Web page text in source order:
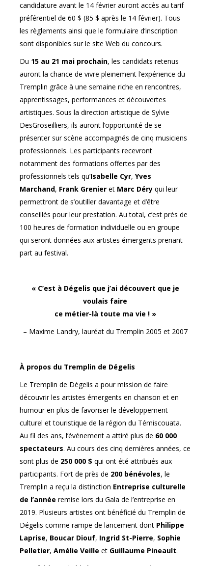
candidature avant le 14 février auront accès au tarif
préférentiel de 60 $ (85 $ après le 14 février). Tous
les règlements ainsi que le formulaire d’inscription
sont disponibles sur le site Web du concours.
Du 15 au 21 mai prochain, les candidats retenus
auront la chance de vivre pleinement l’expérience du
Tremplin grâce à une semaine riche en rencontres,
apprentissages, performances et découvertes
artistiques. Sous la direction artistique de Sylvie
DesGroseilliers, ils auront l’opportunité de se
présenter sur scène accompagnés de cinq musiciens
professionnels. Les participants recevront
notamment des formations offertes par des
professionnels tels qu’Isabelle Cyr, Yves
Marchand, Frank Grenier et Marc Déry qui leur
permettront de s’outiller davantage et d’être
conseillés pour leur prestation. Au total, c’est près de
100 heures de formation individuelle ou en groupe
qui seront données aux artistes émergents prenant
part au festival.
« C’est à Dégelis que j’ai découvert que je
voulais faire
ce métier-là toute ma vie ! »
– Maxime Landry, lauréat du Tremplin 2005 et 2007
À propos du Tremplin de Dégelis
Le Tremplin de Dégelis a pour mission de faire
découvrir les artistes émergents en chanson et en
humour en plus de favoriser le développement
culturel et touristique de la région du Témiscouata.
Au fil des ans, l’événement a attiré plus de 60 000
spectateurs. Au cours des cinq dernières années, ce
sont plus de 250 000 $ qui ont été attribués aux
participants. Fort de près de 200 bénévoles, le
Tremplin a reçu la distinction Entreprise culturelle
de l’année remise lors du Gala de l’entreprise en
2019. Plusieurs artistes ont bénéficié du Tremplin de
Dégelis comme rampe de lancement dont Philippe
Laprise, Boucar Diouf, Ingrid St-Pierre, Sophie
Pelletier, Amélie Veille et Guillaume Pineault.